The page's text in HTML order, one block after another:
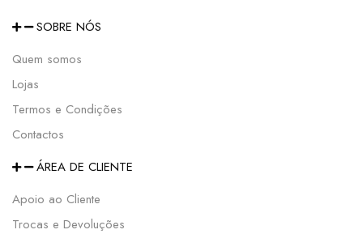
SOBRE NÓS
Quem somos
Lojas
Termos e Condições
Contactos
ÁREA DE CLIENTE
Apoio ao Cliente
Trocas e Devoluções